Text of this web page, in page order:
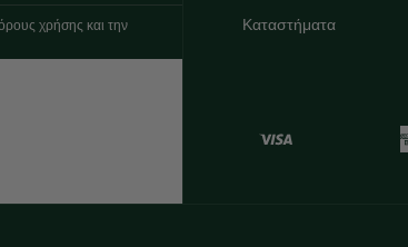
χρήσης και την
Καταστήματα